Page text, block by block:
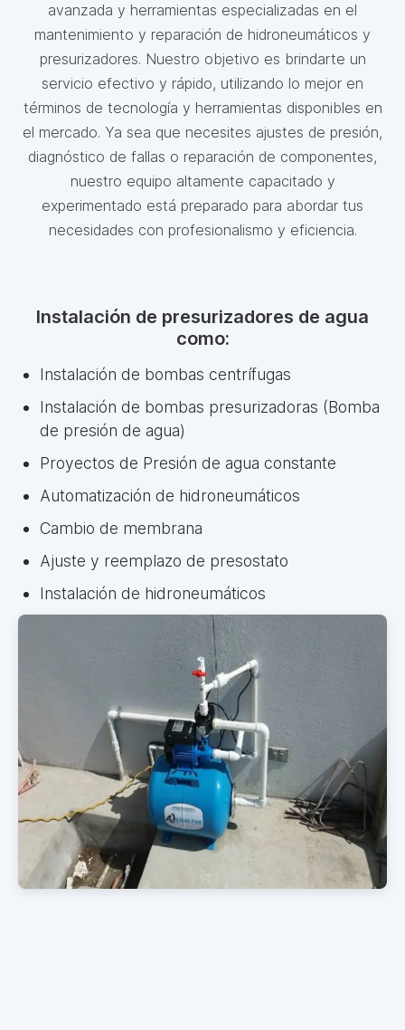
avanzada y herramientas especializadas en el
mantenimiento y reparación de hidroneumáticos y
presurizadores. Nuestro objetivo es brindarte un
servicio efectivo y rápido, utilizando lo mejor en
términos de tecnología y herramientas disponibles en
el mercado. Ya sea que necesites ajustes de presión,
diagnóstico de fallas o reparación de componentes,
nuestro equipo altamente capacitado y
experimentado está preparado para abordar tus
necesidades con profesionalismo y eficiencia.
Instalación de presurizadores de agua
como:
Instalación de bombas centrífugas
Instalación de bombas presurizadoras (Bomba
de presión de agua)
Proyectos de Presión de agua constante
Automatización de hidroneumáticos
Cambio de membrana
Ajuste y reemplazo de presostato
Instalación de hidroneumáticos